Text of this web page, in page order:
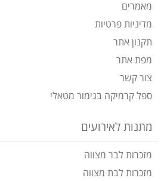
מאמרים
מדיניות פרטיות
תקנון אתר
מפת אתר
צור קשר
ספל קרמיקה בגימור מטאלי
מתנות לאירועים
מזכרות לבר מצווה
מזכרות לבת מצווה